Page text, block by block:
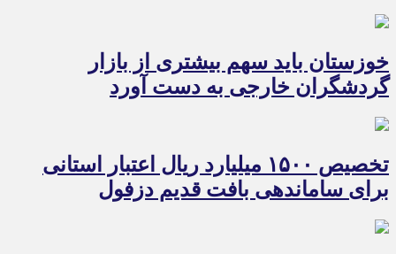
خوزستان باید سهم بیشتری از بازار
گردشگران خارجی به دست آورد
تخصیص ۱۵۰۰ میلیارد ریال اعتبار استانی
برای ساماندهی بافت قدیم دزفول